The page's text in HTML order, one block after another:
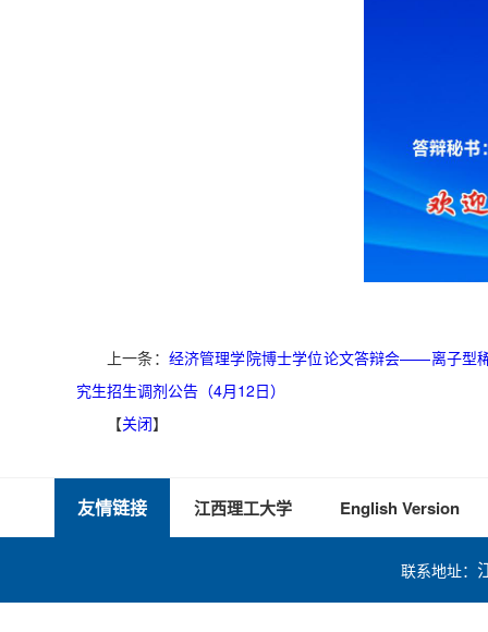
上一条： 经济管理学院博士学位论文答辩会——离子型
究生招生调剂公告（4月12日）
【关闭】
友情链接 江西理工大学 English Version
联系地址：